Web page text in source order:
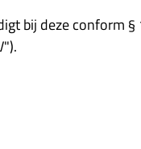
bij deze conform